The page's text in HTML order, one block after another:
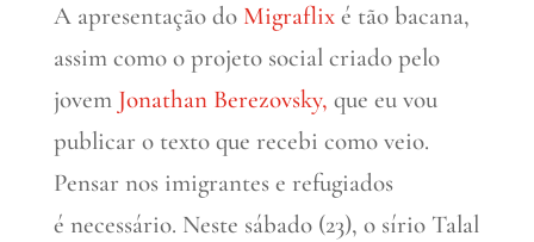
A apresentação do Migraflixé tão bacana,
assim como o projeto social criado pelo
jovem Jonathan Berezovsky, que eu vou
publicar o texto que recebi como veio.
Pensar nos imigrantes e refugiados
é necessário. Neste sábado (23), o sírio Talal